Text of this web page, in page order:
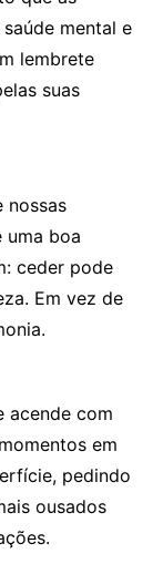
mental e
lembrete
suas
nossas
uma boa
ceder pode
Em vez de
acende com
em
pedindo
ousados